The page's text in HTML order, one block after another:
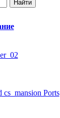
Ports